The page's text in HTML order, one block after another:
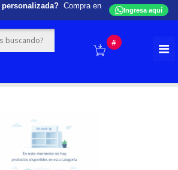
personalizada? Compra en
Ingresa aquí
#